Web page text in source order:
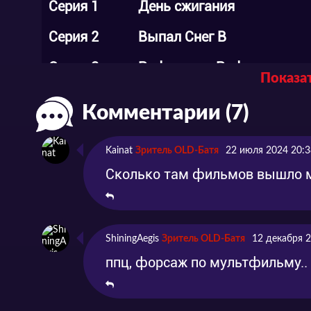
Серия 1
День сжигания
Серия 2
Выпал Снег В
Серия 3
Раф-месть Рафаэлы
Серия 4
Серия 5
Детонация
Серия 6
Расплавление
Серия 7
Серия 8
Dann Hunt
Серия 9
Серия 10
Комментарии (7)
Kainat Зритель OLD-Батя 22 июля 2024
Сколько там фильмов вышло
ShiningAegis Зритель OLD-Батя 12 декабря
ппц, форсаж по мультфильму..